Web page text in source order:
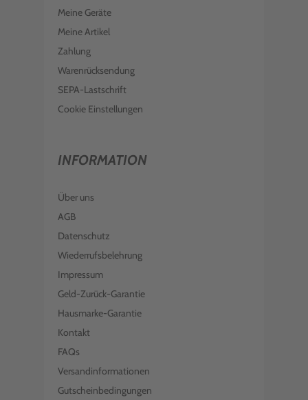
Meine Geräte
Meine Artikel
Zahlung
Warenrücksendung
SEPA-Lastschrift
Cookie Einstellungen
INFORMATION
Über uns
AGB
Datenschutz
Wiederrufsbelehrung
Impressum
Geld-Zurück-Garantie
Hausmarke-Garantie
Kontakt
FAQs
Versandinformationen
Gutscheinbedingungen